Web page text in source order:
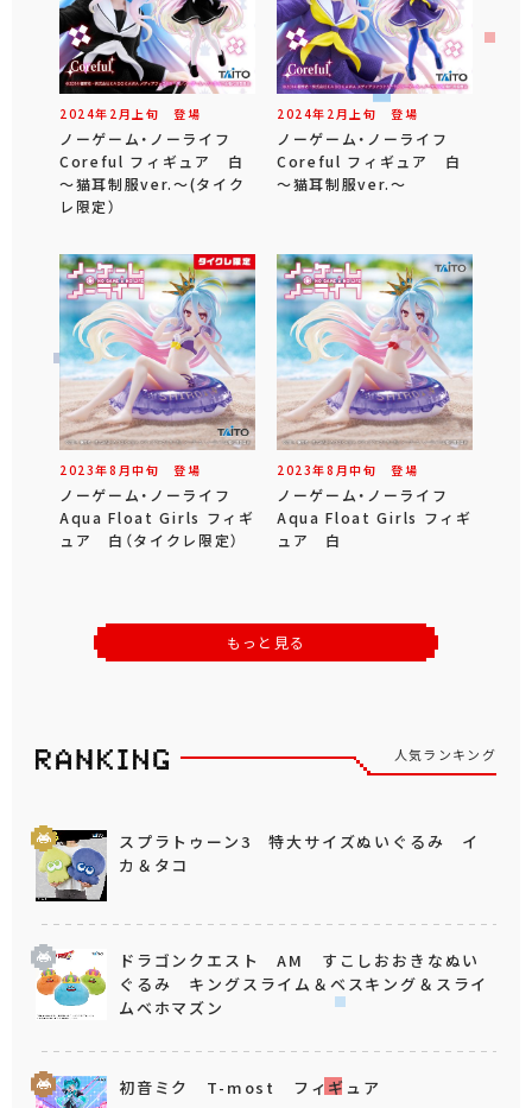
2024年 2 月 上旬 登場
ノーゲーム・ノーライフ
Coreful フィギュア 白
～猫耳制服ver.～(タイク
レ限定）
2024年 2 月 上旬 登場
ノーゲーム・ノーライフ
Coreful フィギュア 白
～猫耳制服ver.～
2023年8 月中旬 登場
ノーゲーム・ノーライフ
Aqua Float Girls フィギ
ュア 白（タイクレ限定）
2023年8 月中旬 登場
ノーゲーム・ノーライフ
Aqua Float Girls フィギ
ュア 白
もっと見る
人気ランキング
スプラトゥーン3 特大サイズぬいぐるみ イ
カ＆タコ
ドラゴンクエスト AM すこしおおきなぬい
ぐるみ キングスライム＆ベスキング＆スライ
ムベホマズン
初音ミク T-most フィギュア